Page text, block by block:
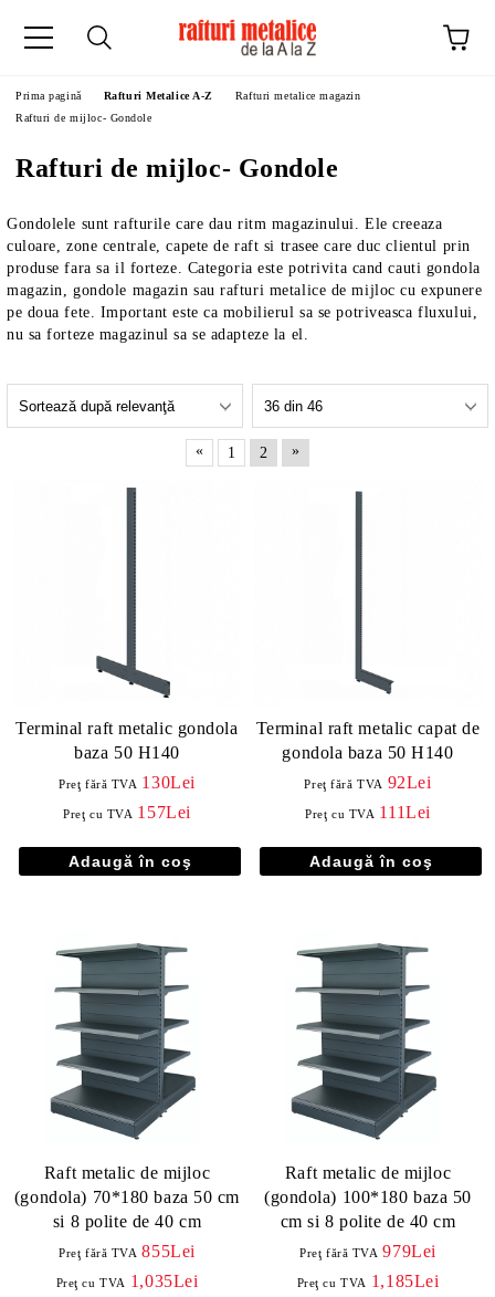
Prima pagină Rafturi Metalice A-Z
Rafturi metalice magazin
Rafturi de mijloc- Gondole
Rafturi de mijloc- Gondole
Gondolele sunt rafturile care dau ritm magazinului. Ele creeaza
culoare, zone centrale, capete de raft si trasee care duc clientul prin
produse fara sa il forteze. Categoria este potrivita cand cauti gondola
magazin, gondole magazin sau rafturi metalice de mijloc cu expunere
pe doua fete. Important este ca mobilierul sa se potriveasca fluxului,
nu sa forteze magazinul sa se adapteze la el.
« 1 2 »
Terminal raft metalic gondola
baza 50 H140
Preţ fără TVA 130Lei
Preţ cu TVA 157Lei
Terminal raft metalic capat de
gondola baza 50 H140
Preţ fără TVA 92Lei
Preţ cu TVA 111Lei
Raft metalic de mijloc
(gondola) 70*180 baza 50 cm
si 8 polite de 40 cm
Preţ fără TVA 855Lei
Preţ cu TVA 1,035Lei
Raft metalic de mijloc
(gondola) 100*180 baza 50
cm si 8 polite de 40 cm
Preţ fără TVA 979Lei
Preţ cu TVA 1,185Lei